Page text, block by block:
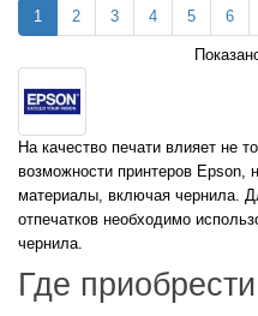
1 2 3 4 5 6
На качество печати влияет не
возможности принтеров Epson,
материалы, включая чернила.
отпечатков необходимо
чернила.
Где